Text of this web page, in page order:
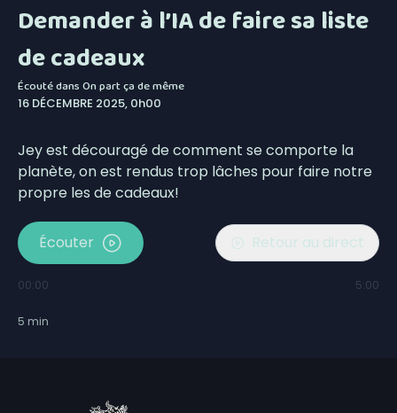
Demander à l’IA de faire sa liste
de cadeaux
Écouté dansOn part ça de même
16 DÉCEMBRE 2025, 0h00
Jey est découragé de comment se comporte la
planète, on est rendus trop lâches pour faire notre
propre les de cadeaux!
Écouter Retour au direct
00:00 5:00
5 min